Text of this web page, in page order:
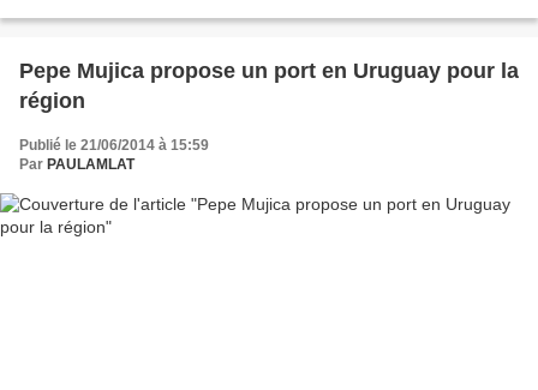
Pepe Mujica propose un port en Uruguay pour la
région
Publié le 21/06/2014 à 15:59
Par PAULAMLAT